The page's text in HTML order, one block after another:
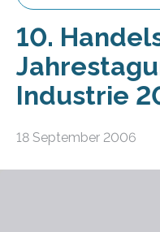
10.
Industrie
18 September 2006